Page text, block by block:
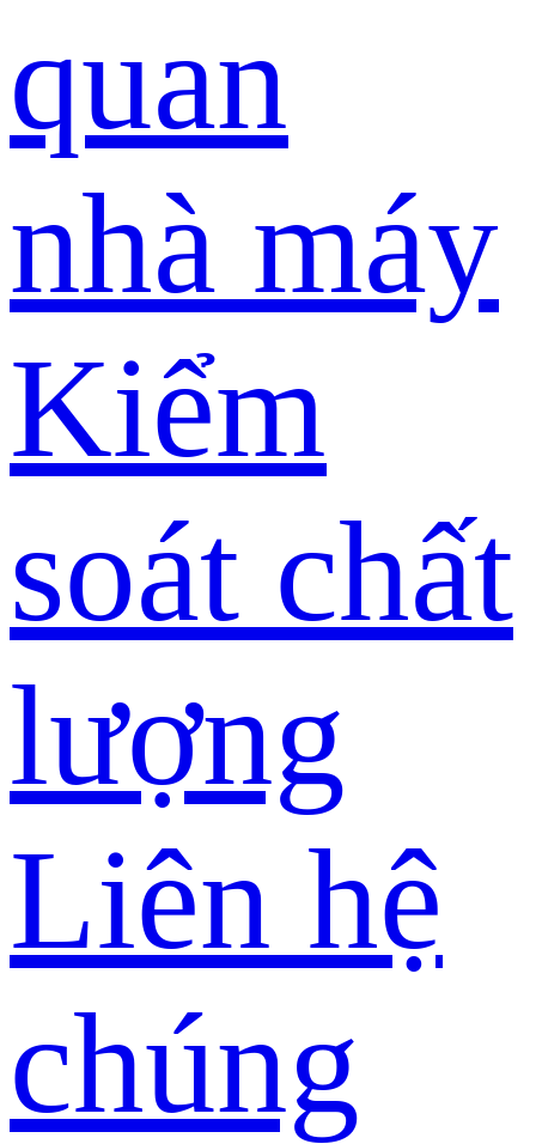
quan
nhà máy
Kiểm
soát chất
lượng
Liên hệ
chúng